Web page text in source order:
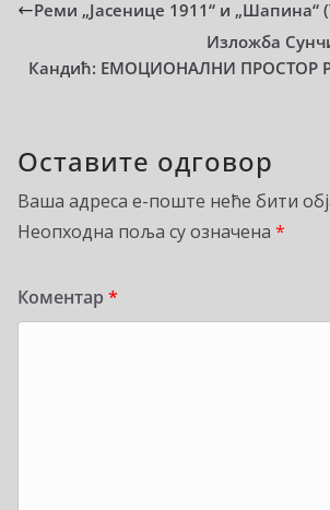
Реми „Јасенице 1911“ и „Шапина“
Изложба
Кандић: ЕМОЦИОНАЛНИ ПРОСТОР
Оставите одговор
Ваша адреса е-поште неће бити
Неопходна поља су означена *
Коментар *